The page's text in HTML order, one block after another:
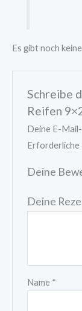
Es gibt noch
Schreibe
Reifen
Deine E-
Erforderliche
Deine
Deine
Name *